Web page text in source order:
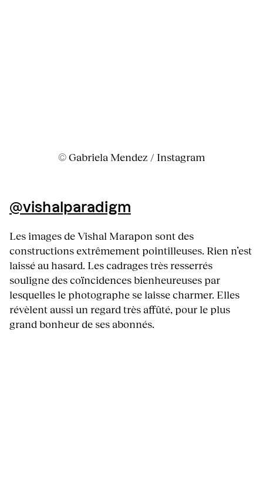
© Gabriela Mendez / Instagram
@vishalparadigm
Les images de Vishal Marapon sont des
constructions extrêmement pointilleuses. Rien n’est
laissé au hasard. Les cadrages très resserrés
souligne des coïncidences bienheureuses par
lesquelles le photographe se laisse charmer. Elles
révèlent aussi un regard très affûté, pour le plus
grand bonheur de ses abonnés.